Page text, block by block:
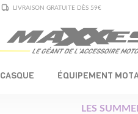
LIVRAISON GRATUITE DÈS 59€
CASQUE ÉQUIPEMENT
LES